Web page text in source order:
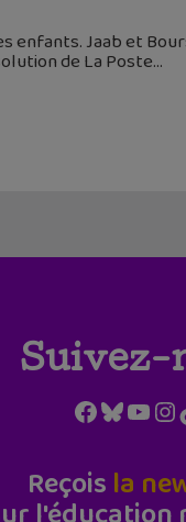
enfants. Jaab et
de La Poste
Suivez-
Facebook
Bluesky
Reçois la